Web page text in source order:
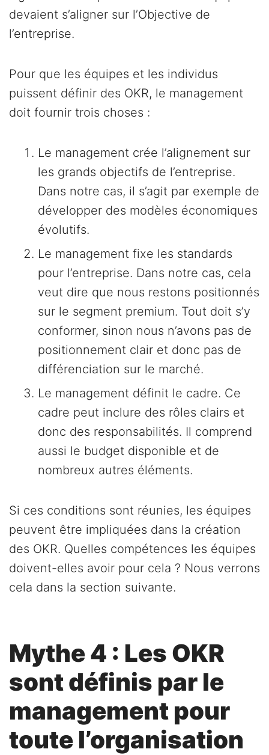
devaient s’aligner sur l’Objective de
l’entreprise.
Pour que les équipes et les individus
puissent définir des OKR, le management
doit fournir trois choses :
Le management crée l’alignement sur
les grands objectifs de l’entreprise.
Dans notre cas, il s’agit par exemple de
développer des modèles économiques
évolutifs.
Le management fixe les standards
pour l’entreprise. Dans notre cas, cela
veut dire que nous restons positionnés
sur le segment premium. Tout doit s’y
conformer, sinon nous n’avons pas de
positionnement clair et donc pas de
différenciation sur le marché.
Le management définit le cadre. Ce
cadre peut inclure des rôles clairs et
donc des responsabilités. Il comprend
aussi le budget disponible et de
nombreux autres éléments.
Si ces conditions sont réunies, les équipes
peuvent être impliquées dans la création
des OKR. Quelles compétences les équipes
doivent-elles avoir pour cela ? Nous verrons
cela dans la section suivante.
Mythe 4 : Les OKR
sont définis par le
management pour
toute l’organisation